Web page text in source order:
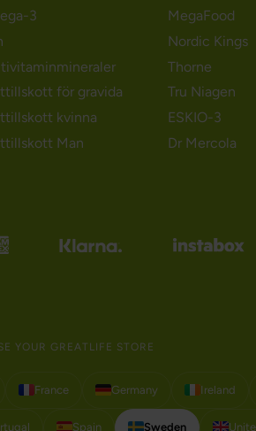
3
för gravida
kvinna
Man
MegaFood
Nordic Kings
Thorne
Tru Niagen
ESKIO-3
Dr Mercola
YOUR GREATLIFE STORE
France Germany Ireland
Spain Sweden